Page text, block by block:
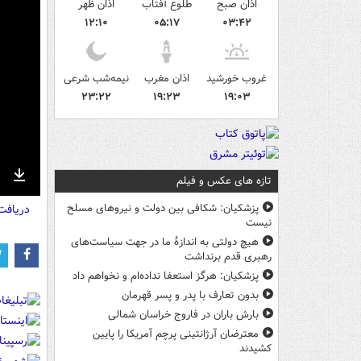
اذان صبح
۰۳:۴۲
طلوع آفتاب
۰۵:۱۷
اذان ظهر
۱۲:۱۰
غروب خورشید
۱۹:۰۳
اذان مغرب
۱۹:۲۳
نیمه‌شب شرعی
۲۳:۲۲
تازه های عکس و فیلم
پزشکیان: شکافی بین دولت و نیروهای مسلح
نیست
هیچ دولتی به اندازۀ ما در جهت سیاست‌های
رهبری قدم برنداشت
پزشکیان: هرگز استعفا نداده‌ام و نخواهم داد
بدون تعارف با پدر و پسر قهرمان
بارش باران در فاروج خراسان شمالی
معترضان آرژانتینی پرچم آمریکا را پایین
کشیدند
Download